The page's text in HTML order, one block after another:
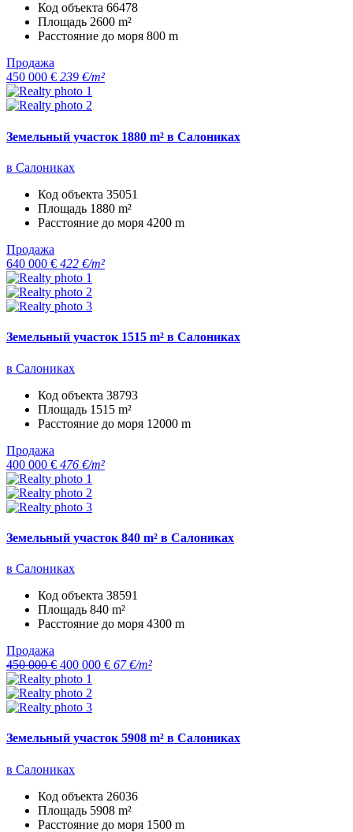
Код объекта 66478
Площадь 2600 m²
Расстояние до моря 800 m
Продажа
450 000 € 239 €/m²
Земельный участок 1880 m² в Салониках
в Салониках
Код объекта 35051
Площадь 1880 m²
Расстояние до моря 4200 m
Продажа
640 000 € 422 €/m²
Земельный участок 1515 m² в Салониках
в Салониках
Код объекта 38793
Площадь 1515 m²
Расстояние до моря 12000 m
Продажа
400 000 € 476 €/m²
Земельный участок 840 m² в Салониках
в Салониках
Код объекта 38591
Площадь 840 m²
Расстояние до моря 4300 m
Продажа
450 000 € 400 000 € 67 €/m²
Земельный участок 5908 m² в Салониках
в Салониках
Код объекта 26036
Площадь 5908 m²
Расстояние до моря 1500 m